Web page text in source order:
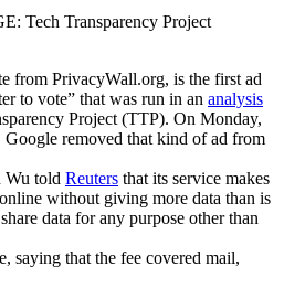
Tech Transparency Project
from PrivacyWall.org, is the first ad
to vote” that was run in an analysis
Project (TTP). On Monday,
removed that kind of ad from
Wu told Reuters that its service makes
without giving more data than is
data for any purpose other than
saying that the fee covered mail,